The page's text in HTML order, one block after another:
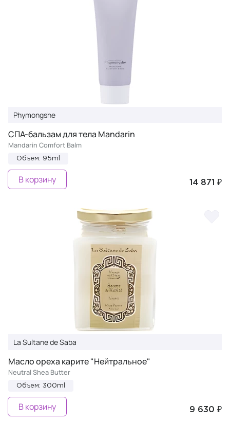
Phymongshe
СПА-бальзам для тела Mandarin
Mandarin Comfort Balm
Объем: 95ml
14 871 ₽
В корзину
La Sultane de Saba
Масло ореха карите "Нейтральное"
Neutral Shea Butter
Объем: 300ml
9 630 ₽
В корзину